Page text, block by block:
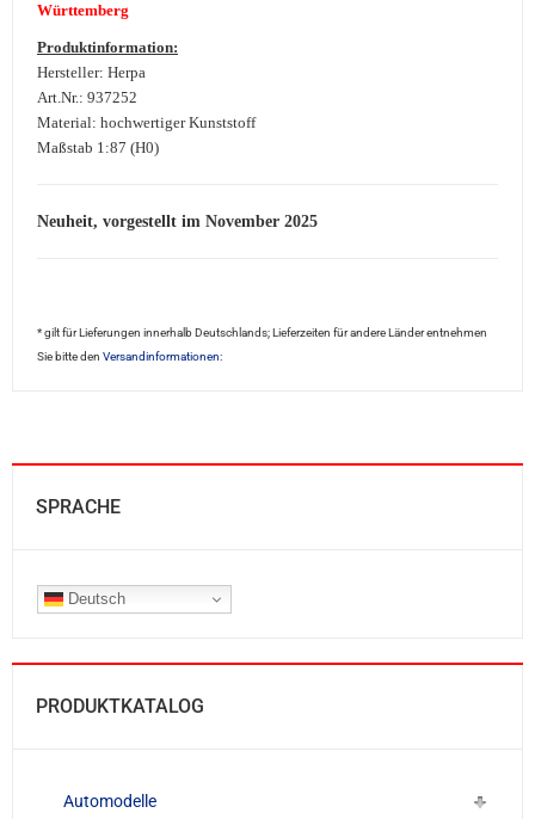
Württemberg
Produktinformation:
Hersteller: Herpa
Art.Nr.: 937252
Material: hochwertiger Kunststoff
Maßstab 1:87 (H0)
Neuheit, vorgestellt im November 2025
* gilt für Lieferungen innerhalb Deutschlands; Lieferzeiten für andere Länder entnehmen
Sie bitte den Versandinformationen:
SPRACHE
Deutsch
PRODUKTKATALOG
Automodelle